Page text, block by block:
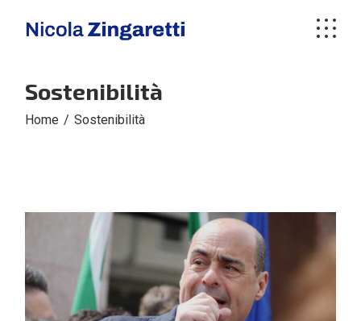
Sostenibilità
Home Sostenibilità